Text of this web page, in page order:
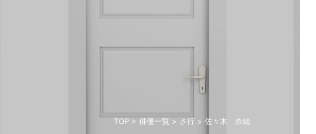
TOP> 俳優一覧 > さ行> 佐々木 奈緒